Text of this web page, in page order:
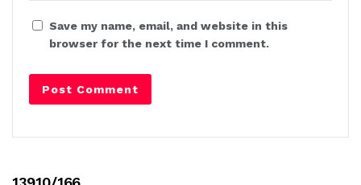
Save my name, email, and website in this
browser for the next time I comment.